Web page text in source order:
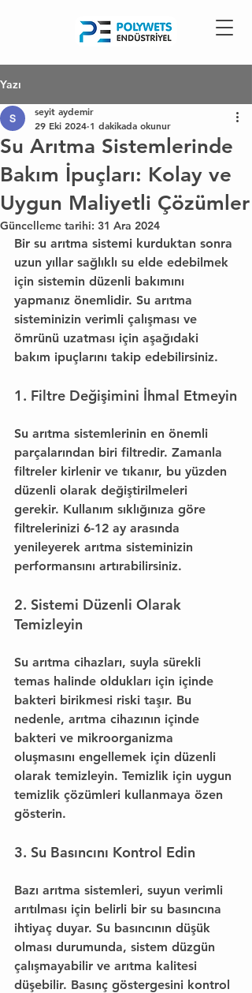
Yazı
Su Arıtma Sistemlerinde
Bakım İpuçları: Kolay ve
Uygun Maliyetli Çözümler
seyit aydemir
29 Eki 2024 1 dakikada okunur
Güncelleme tarihi: 31 Ara 2024
Bir su arıtma sistemi kurduktan sonra
uzun yıllar sağlıklı su elde edebilmek
için sistemin düzenli bakımını
yapmanız önemlidir. Su arıtma
sisteminizin verimli çalışması ve
ömrünü uzatması için aşağıdaki
bakım ipuçlarını takip edebilirsiniz.
1. Filtre Değişimini İhmal Etmeyin
Su arıtma sistemlerinin en önemli
parçalarından biri filtredir. Zamanla
filtreler kirlenir ve tıkanır, bu yüzden
düzenli olarak değiştirilmeleri
gerekir. Kullanım sıklığınıza göre
filtrelerinizi 6-12 ay arasında
yenileyerek arıtma sisteminizin
performansını artırabilirsiniz.
2. Sistemi Düzenli Olarak
Temizleyin
Su arıtma cihazları, suyla sürekli
temas halinde oldukları için içinde
bakteri birikmesi riski taşır. Bu
nedenle, arıtma cihazının içinde
bakteri ve mikroorganizma
oluşmasını engellemek için düzenli
olarak temizleyin. Temizlik için uygun
temizlik çözümleri kullanmaya özen
gösterin.
3. Su Basıncını Kontrol Edin
Bazı arıtma sistemleri, suyun verimli
arıtılması için belirli bir su basıncına
ihtiyaç duyar. Su basıncının düşük
olması durumunda, sistem düzgün
çalışmayabilir ve arıtma kalitesi
düşebilir. Basınç göstergesini kontrol